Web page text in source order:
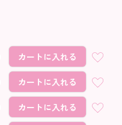
カートに入れる
カートに入れる
カートに入れる